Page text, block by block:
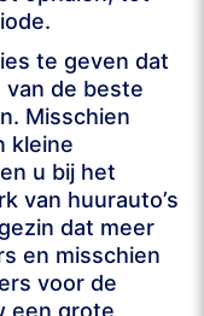
te geven dat
van de beste
Misschien
kleine
u bij het
van huurauto’s
dat meer
en misschien
voor de
een grote